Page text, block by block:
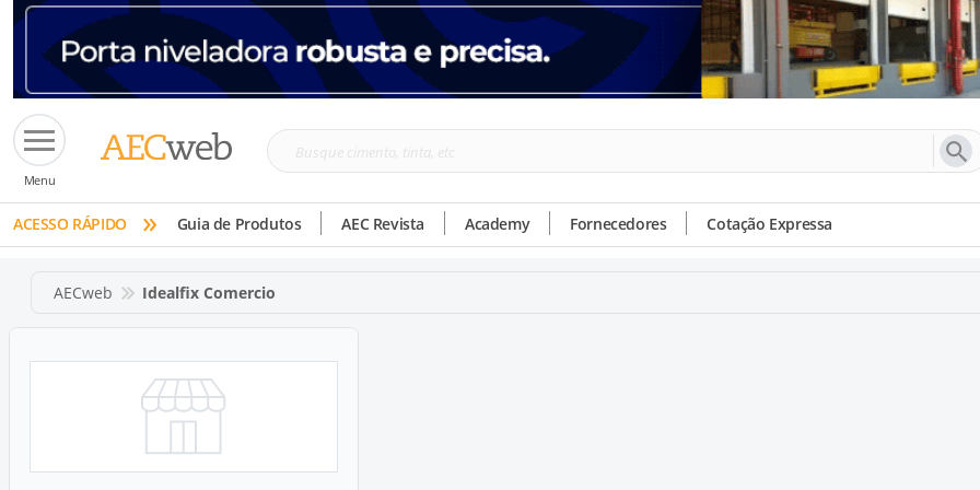
Menu
Busque
tinta,
etc
ACESSO RÁPIDO » Guia de Produtos AEC Revista Academy Fornecedores Cotação Expressa
AECweb Idealfix Comercio